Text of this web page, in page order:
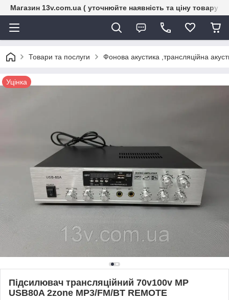
Магазин 13v.com.ua ( уточнюйте наявність та ціну товару
Товари та послуги Фонова акустика ,трансляційна
Уцінка
Підсилювач трансляційний 70v100v MP
USB80A 2zone MP3/FM/BT REMOTE